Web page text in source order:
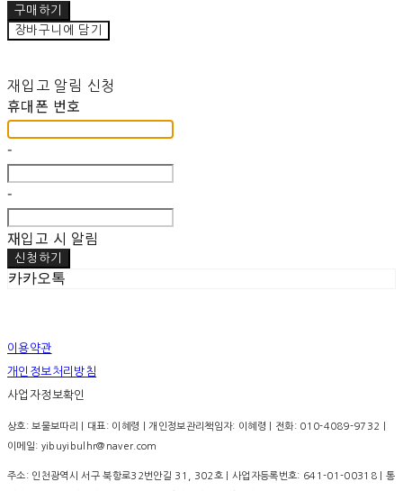
구매하기
장바구니에 담기
재입고 알림 신청
휴대폰 번호
-
-
재입고 시 알림
신청하기
카카오톡
이용약관
개인정보처리방침
사업자정보확인
상호: 보물보따리 | 대표: 이혜령 | 개인정보관리책임자: 이혜령 | 전화: 010-4089-9732 |
이메일: yibuyibulhr@naver.com
주소: 인천광역시 서구 북항로32번안길 31, 302호 | 사업자등록번호: 641-01-00318| 통